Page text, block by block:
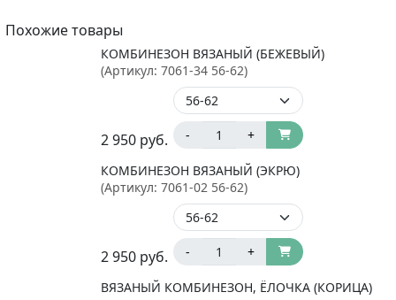
Похожие товары
КОМБИНЕЗОН ВЯЗАНЫЙ (БЕЖЕВЫЙ)
(Артикул: 7061-34 56-62)
2 950 руб. - +
КОМБИНЕЗОН ВЯЗАНЫЙ (ЭКРЮ)
(Артикул: 7061-02 56-62)
2 950 руб. - +
ВЯЗАНЫЙ КОМБИНЕЗОН, ЁЛОЧКА (КОРИЦА)